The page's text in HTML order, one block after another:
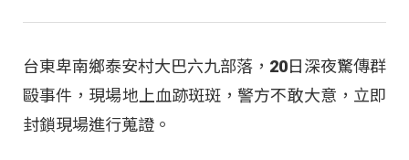
台東卑南鄉泰安村大巴六九部落，20日深夜驚傳群
毆事件，現場地上血跡斑斑，警方不敢大意，立即
封鎖現場進行蒐證。